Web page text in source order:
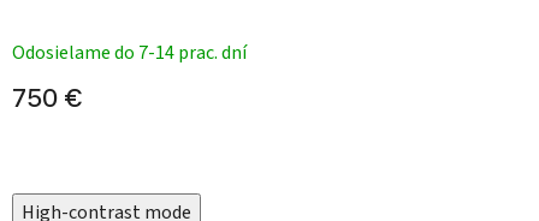
Odosielame do 7-14 prac. dní
750 €
High-contrast mode